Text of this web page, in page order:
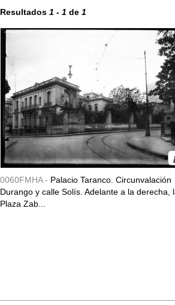
Resultados 1 - 1 de 1
0060FMHA - Palacio Taranco. Circunvalación
Durango y calle Solís. Adelante a la derecha,
Plaza Zab...